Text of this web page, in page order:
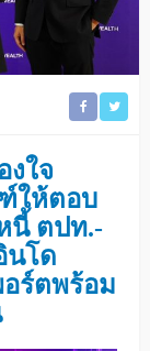
งใจ
ให้ตอบ
นี้ ตปท.-
นโด
ร์ตพร้อม